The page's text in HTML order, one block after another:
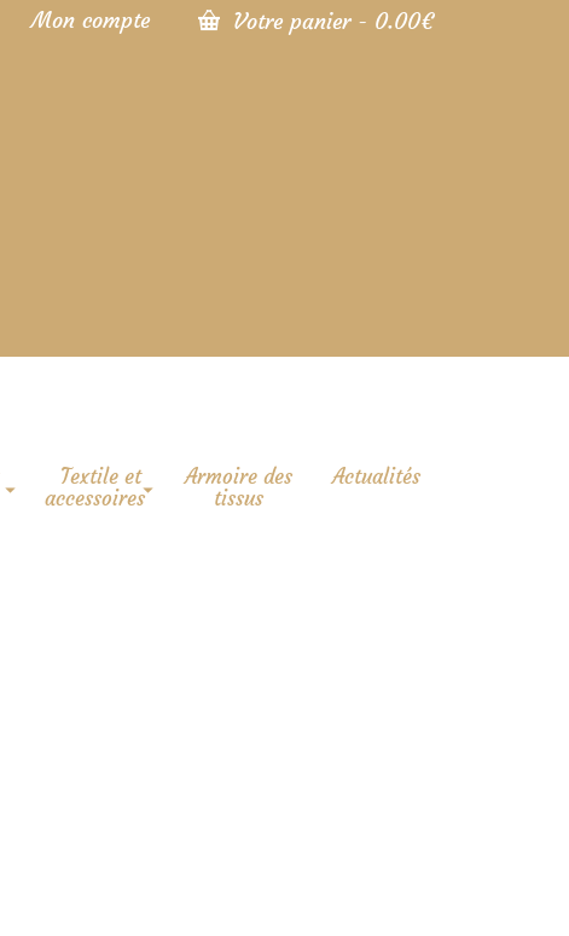
Mon compte Votre panier - 0.00€
Textile et
accessoires
Armoire des
tissus
Actualités